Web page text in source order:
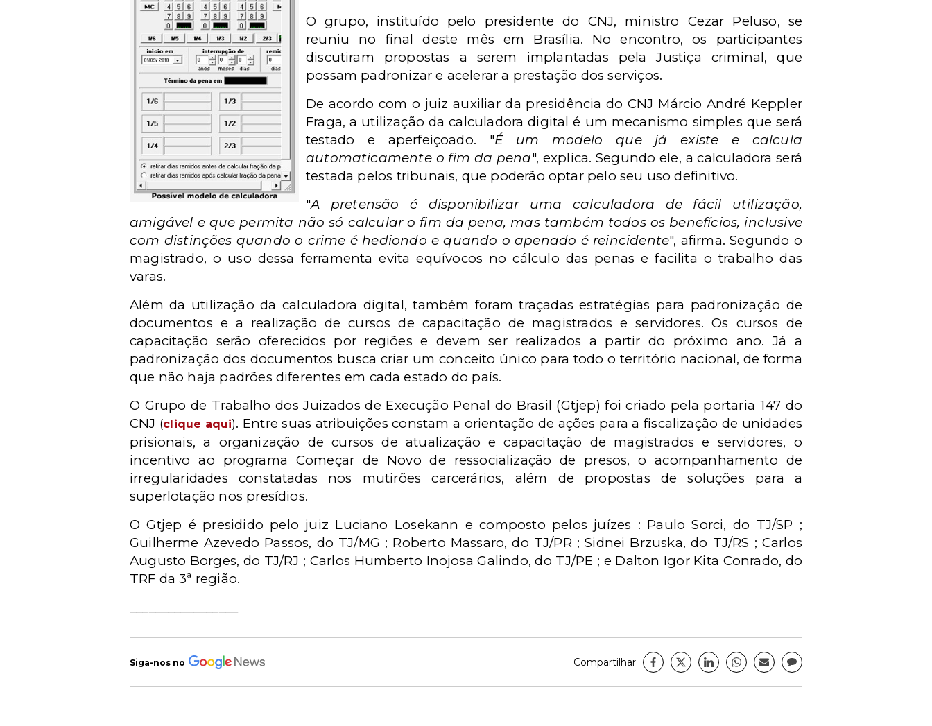
O grupo, instituído pelo presidente do CNJ, ministro Cezar Peluso, se
reuniu no final deste mês em Brasília. No encontro, os participantes
discutiram propostas a serem implantadas pela Justiça criminal, que
possam padronizar e acelerar a prestação dos serviços.
De acordo com o juiz auxiliar da presidência do CNJ Márcio André Keppler
Fraga, a utilização da calculadora digital é um mecanismo simples que será
testado e aperfeiçoado. "É um modelo que já existe e calcula
automaticamente o fim da pena", explica. Segundo ele, a calculadora será
testada pelos tribunais, que poderão optar pelo seu uso definitivo.
"A pretensão é disponibilizar uma calculadora de fácil utilização,
amigável e que permita não só calcular o fim da pena, mas também todos os benefícios, inclusive
com distinções quando o crime é hediondo e quando o apenado é reincidente", afirma. Segundo o
magistrado, o uso dessa ferramenta evita equívocos no cálculo das penas e facilita o trabalho das
varas.
Além da utilização da calculadora digital, também foram traçadas estratégias para padronização de
documentos e a realização de cursos de capacitação de magistrados e servidores. Os cursos de
capacitação serão oferecidos por regiões e devem ser realizados a partir do próximo ano. Já a
padronização dos documentos busca criar um conceito único para todo o território nacional, de forma
que não haja padrões diferentes em cada estado do país.
O Grupo de Trabalho dos Juizados de Execução Penal do Brasil (Gtjep) foi criado pela portaria 147 do
CNJ (clique aqui). Entre suas atribuições constam a orientação de ações para a fiscalização de unidades
prisionais, a organização de cursos de atualização e capacitação de magistrados e servidores, o
incentivo ao programa Começar de Novo de ressocialização de presos, o acompanhamento de
irregularidades constatadas nos mutirões carcerários,
além de propostas de soluções para a
superlotação nos presídios.
O Gtjep é presidido pelo juiz Luciano Losekann e composto pelos juízes : Paulo Sorci, do TJ/SP ;
Guilherme Azevedo Passos, do TJ/MG ; Roberto Massaro, do TJ/PR ; Sidnei Brzuska, do TJ/RS ; Carlos
Augusto Borges, do TJ/RJ ; Carlos Humberto Inojosa Galindo, do TJ/PE ; e Dalton Igor Kita Conrado, do
TRF da 3ª região.
Siga-nos no Compartilhar